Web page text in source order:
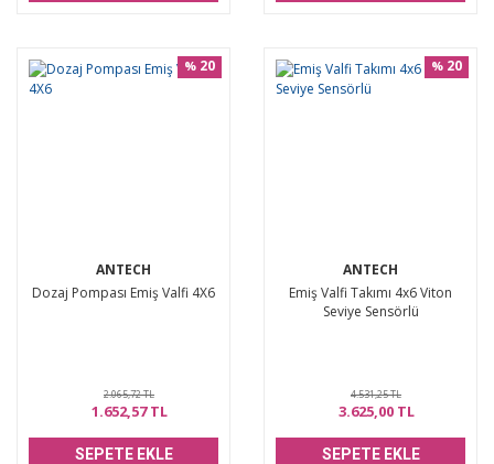
ANTECH
Dozaj Pompası Emiş Valfi 4X6
% 20
2.065,72 TL
1.652,57 TL
SEPETE EKLE
ANTECH
Emiş Valfi Takımı 4x6 Viton
Seviye Sensörlü
% 20
4.531,25 TL
3.625,00 TL
SEPETE EKLE